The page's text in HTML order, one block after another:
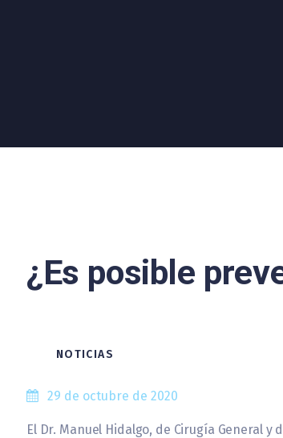
¿Es posible
NOTICIAS
29 de octubre de 2020
El Dr. Manuel Hidalgo, de Cirugía General